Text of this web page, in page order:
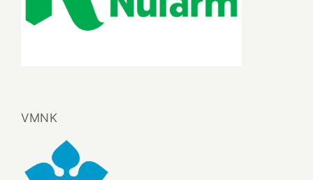
VMNK